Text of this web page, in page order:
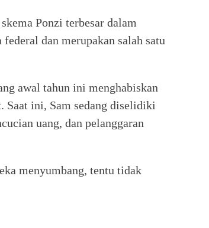
Ponzi terbesar dalam
dan merupakan salah satu
awal tahun ini menghabiskan
Saat ini, Sam sedang diselidiki
uang, dan pelanggaran
menyumbang, tentu tidak